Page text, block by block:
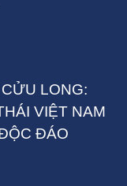
LONG:
VIỆT NAM
ĐÁO